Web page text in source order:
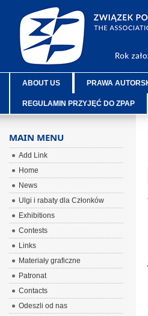
ABOUT US PRAWA
REGULAMIN PRZYJĘĆ DO ZPAP
MAIN MENU
Add Link
Home
News
Ulgi i rabaty dla Członków
Exhibitions
Contests
Links
Materiały graficzne
Patronat
Contacts
Odeszli od nas